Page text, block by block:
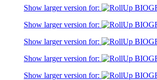
Show larger version for:
Show larger version for:
Show larger version for:
Show larger version for:
Show larger version for: